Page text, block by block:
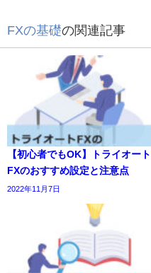
FXの基礎の関連記事
【初心者でもOK】トライオート
FXのおすすめ設定と注意点
2022年11月7日